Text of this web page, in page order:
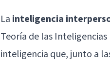
La inteligencia
Teoría de las
inteligencia que, junto a